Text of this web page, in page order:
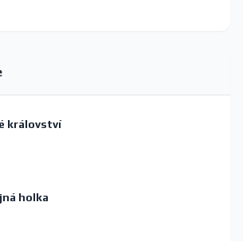
království
holka